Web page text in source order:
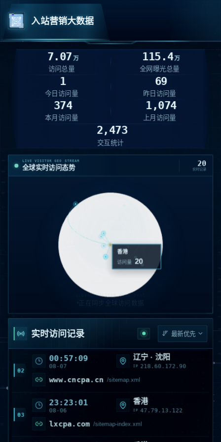
入站营销大数据
7.07万
访问总量
115.4万
全网曝光总量
1
今日访问量
69
昨日访问量
374
本月访问量
1,074
上月访问量
2,473
交互统计
LIVE VISITOR GEO STREAM
全球实时访问态势 20
实时记录
GLOBAL VISITOR DATA SYNC
香港
访问量 20
实时访问记录
01
08-07 IP 52.167.144.147
www.cacpa.cn /sitemap_index.xml
08-07
00:57:09 辽宁 · 沈阳
IP 218.60.172.90
08-06 IP 47.79.13.122